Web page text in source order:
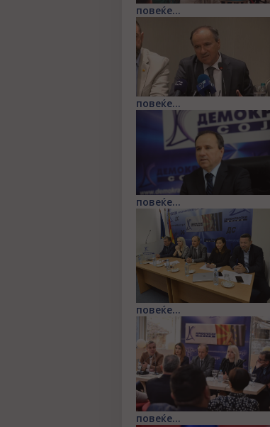
повеќе...
повеќе...
повеќе...
повеќе...
повеќе...